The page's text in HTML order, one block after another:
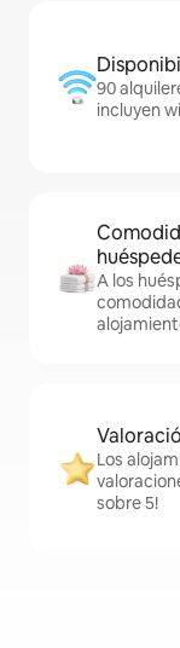
90
incluyen
A los
Los
sobre 5!